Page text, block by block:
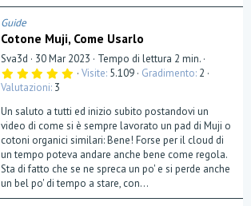
Guide
Cotone Muji, Come Usarlo
Sva3d 30 Mar 2023
Tempo di lettura 2 min.
5
s
e
l
l
a
(
e
)
Visite 5.109 Gradimento 2
Valutazioni 3
Un saluto a tutti ed inizio subito postandovi un
video di come si è sempre lavorato un pad di Muji o
cotoni organici similari: Bene! Forse per il cloud di
un tempo poteva andare anche bene come regola.
Sta di fatto che se ne spreca un po' e si perde anche
un bel po' di tempo a stare, con...